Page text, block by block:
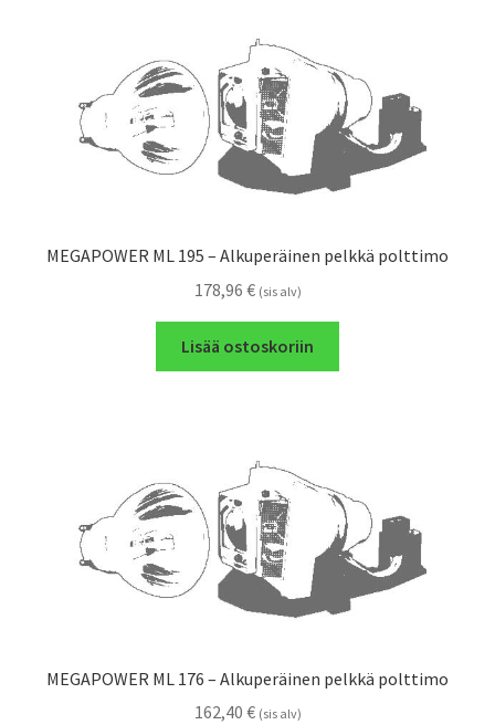
MEGAPOWER ML 195 – Alkuperäinen pelkkä polttimo
178,96 € (sis alv)
Lisää ostoskoriin
MEGAPOWER ML 176 – Alkuperäinen pelkkä polttimo
162,40 € (sis alv)